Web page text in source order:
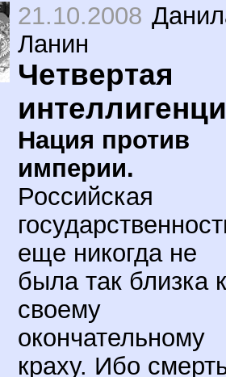
21.10.2008
Ланин
Четвертая
Нация против
империи.
Российская
еще никогда не
была так близка к
своему
окончательному
краху. Ибо